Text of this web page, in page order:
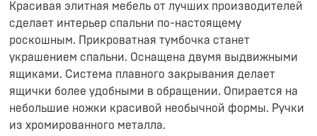
Красивая элитная мебель от лучших производителей
сделает интерьер спальни по-настоящему
роскошным. Прикроватная тумбочка станет
украшением спальни. Оснащена двумя выдвижными
ящиками. Система плавного закрывания делает
ящички более удобными в обращении. Опирается на
небольшие ножки красивой необычной формы. Ручки
из хромированного металла.